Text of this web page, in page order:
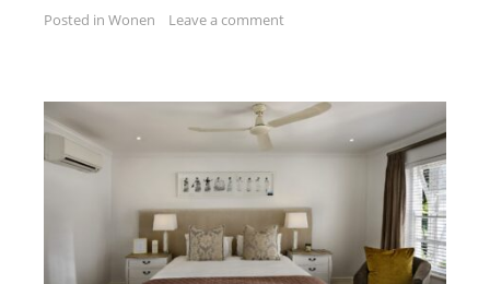
Posted in Wonen Leave a comment